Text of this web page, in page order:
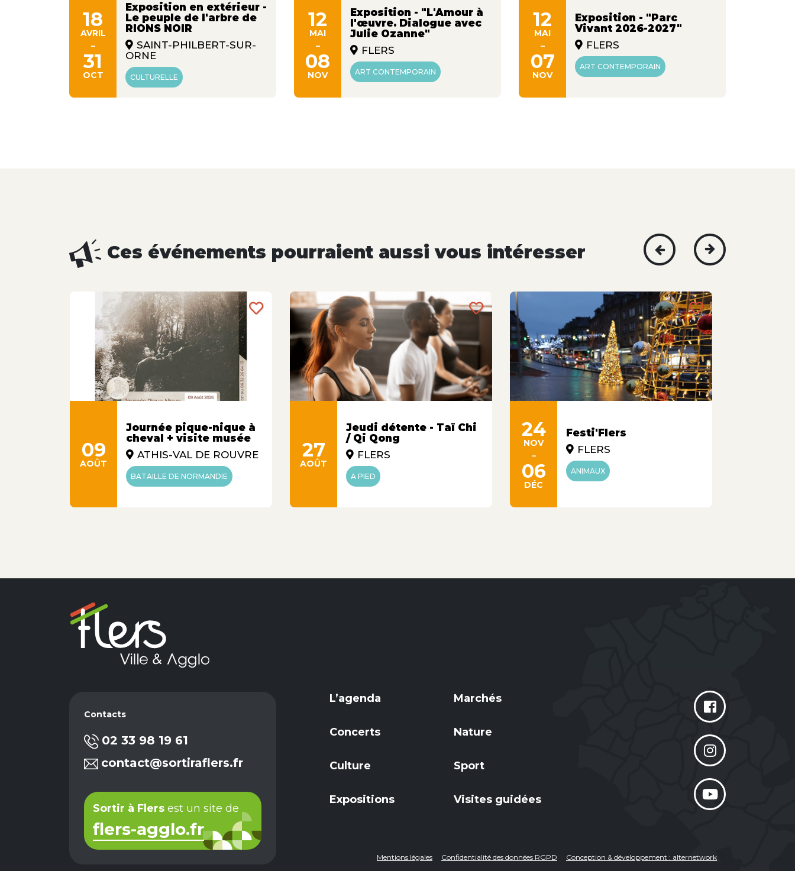
18
AVRIL
-
31
OCT
Exposition en extérieur -
Le peuple de l'arbre de
RIONS NOIR
SAINT-PHILBERT-SUR-
ORNE
CULTURELLE
12
MAI
-
08
NOV
Exposition - "L'Amour à
l'œuvre. Dialogue avec
Julie Ozanne"
FLERS
ART CONTEMPORAIN
12
MAI
-
07
NOV
Exposition - "Parc
Vivant 2026-2027"
FLERS
ART CONTEMPORAIN
Ces événements pourraient aussi vous intéresser
09
AOÛT
Journée pique-nique à
cheval + visite musée
ATHIS-VAL DE ROUVRE
BATAILLE DE NORMANDIE
27
AOÛT
Jeudi détente - Taï Chi
/ Qi Qong
FLERS
A PIED
24
NOV
-
06
DÉC
Festi'Flers
FLERS
ANIMAUX
Contacts
02 33 98 19 61
contact@sortiraflers.fr
Sortir à Flers est un site de
flers-agglo.fr
L’agenda
Concerts
Culture
Expositions
Marchés
Nature
Sport
Visites guidées
Mentions légales Confidentialité des données RGPD Conception & développement : alternetwork